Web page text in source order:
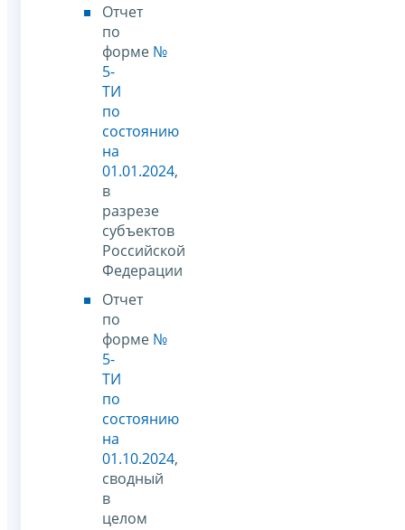
Отчет
по
форме №
5-
ТИ
по
состоянию
на
01.01.2024,
в
разрезе
субъектов
Российской
Федерации
Отчет
по
форме №
5-
ТИ
по
состоянию
на
01.10.2024,
сводный
в
целом